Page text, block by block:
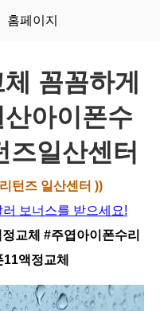
홈페이지
꼼꼼하게
아이폰수
즈일산센터
턴즈 일산센터 ))
보너스를 받으세요!
교체 #주엽아이폰수리
액정교체